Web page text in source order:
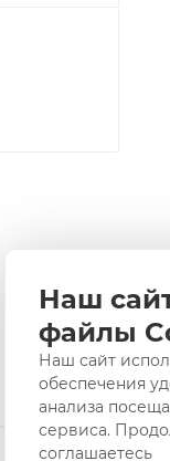
Наш
файлы
Наш сайт
обеспечения
анализа
сервиса. Продолжая использовать сайт, вы
соглашаетесь